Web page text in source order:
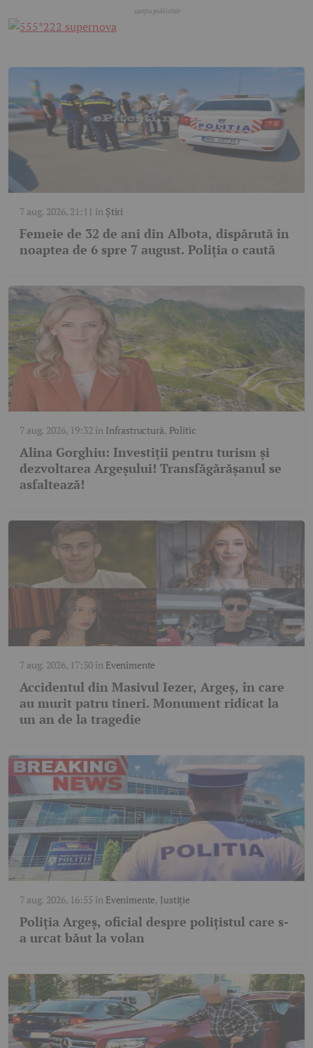
7 aug. 2026, 21:11 în Știri
Femeie de 32 de ani din Albota, dispărută în
noaptea de 6 spre 7 august. Poliția o caută
7 aug. 2026, 19:32 în Infrastructură, Politic
Alina Gorghiu: Investiții pentru turism și
dezvoltarea Argeșului! Transfăgărășanul se
asfaltează!
7 aug. 2026, 17:30în Evenimente
Accidentul din Masivul Iezer, Argeș, în care
au murit patru tineri. Monument ridicat la
un an de la tragedie
7 aug. 2026, 16:55 în Evenimente, Justiție
Poliția Argeș, oficial despre polițistul care s-
a urcat băut la volan